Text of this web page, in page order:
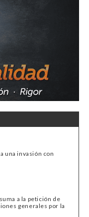
una invasión con
a la petición de
generales por la